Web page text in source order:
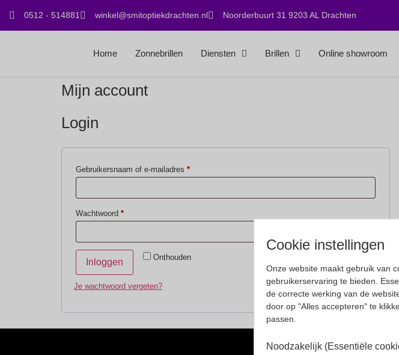
0512 - 514881 winkel@smitoptiekdrachten.nl Noorderbuurt 31 9203 AL Drachten
Home Zonnebrillen Diensten Brillen Online showroom
Mijn account
Login
Gebruikersnaam of e-mailadres *
Wachtwoord *
Onthouden
Inloggen
Je wachtwoord vergeten?
Cookie instellingen
Onze website maakt gebruik van
gebruikerservaring te bieden.
de correcte werking van de
door op "Alles accepteren" te
passen.
Noodzakelijk (Essentiële